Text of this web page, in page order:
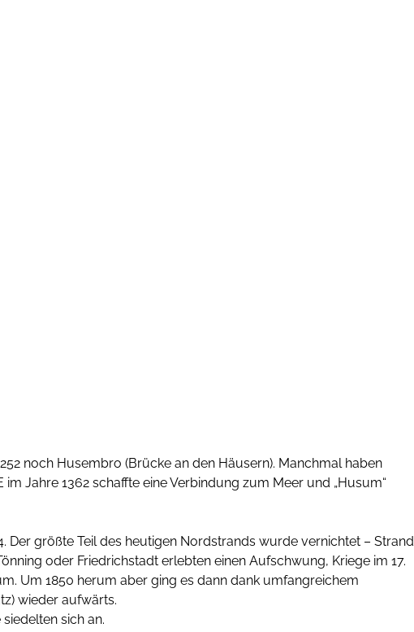
noch Husembro (Brücke an den Häusern). Manchmal haben
Jahre 1362 schaffte eine Verbindung zum Meer und „Husum“
größte Teil des heutigen Nordstrands wurde vernichtet – Strand
oder Friedrichstadt erlebten einen Aufschwung, Kriege im 17.
Um 1850 herum aber ging es dann dank umfangreichem
wieder aufwärts.
sich an.